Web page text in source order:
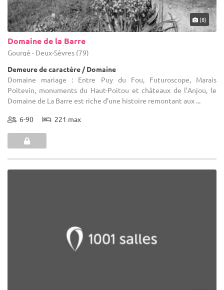
(8)
Domaine de la Barre
Gourgé - Deux-Sèvres (79)
Demeure de caractère / Domaine
Domaine mariage : Entre Puy du Fou, Futuroscope, Marais
Poitevin, monuments du Haut-Poitou et châteaux de l’Anjou, le
Domaine de La Barre est riche d’une histoire remontant aux ...
6-90 221 max